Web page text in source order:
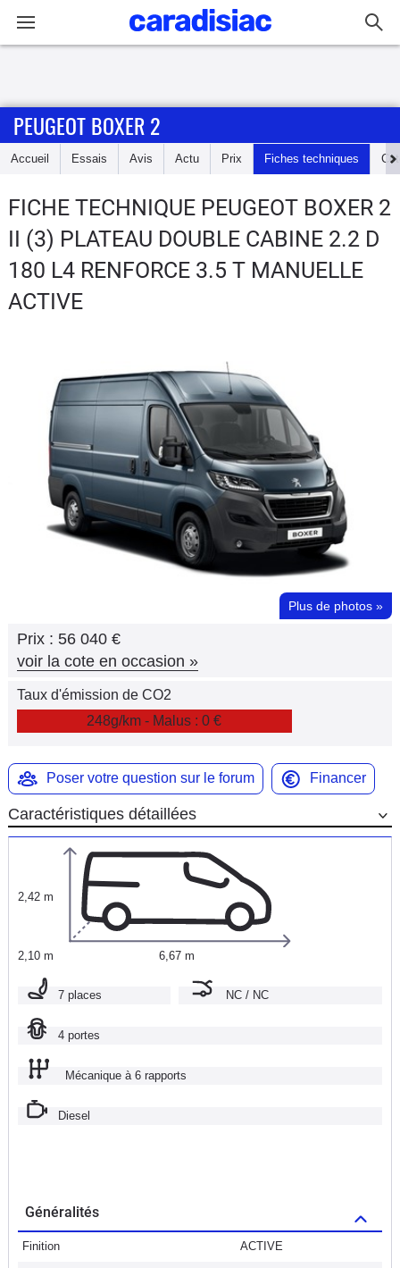
Accueil
Essais
Guide
d'achat
Utilitaires
Flottes
Services
Forum
PEUGEOT BOXER 2
Accueil Essais Avis Actu Prix Fiches techniques
FICHE TECHNIQUE PEUGEOT BOXER 2
II (3) PLATEAU DOUBLE CABINE 2.2 D
180 L4 RENFORCE 3.5 T MANUELLE
ACTIVE
Plus de photos »
Prix : 56 040 €
voir la cote en occasion »
Taux d'émission de CO2
248g/km - Malus : 0 €
Poser votre question sur le forum Financer
Caractéristiques détaillées
2,42 m
2,10 m 6,67 m
7 places NC / NC
4 portes
Mécanique à 6 rapports
Diesel
Généralités
Finition ACTIVE